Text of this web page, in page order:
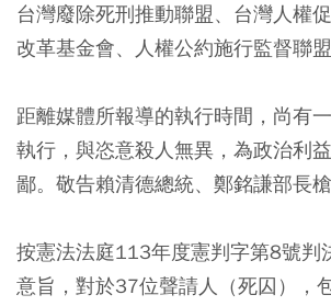
台灣廢除死刑推動聯盟、台灣人權
改革基金會、人權公約施行監督聯
距離媒體所報導的執行時間，尚有
執行，與恣意殺人無異，為政治利
鄙。敬告賴清德總統、鄭銘謙部長槍
按憲法法庭113年度憲判字第8號判
意旨，對於37位聲請人（死囚），